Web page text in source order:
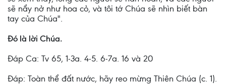
sẽ nẩy nở như hoa cỏ, và tôi tớ Chúa sẽ nhìn biết bàn
tay của Chúa".
Ðó là lời Chúa.
Ðáp Ca: Tv 65, 1-3a. 4-5. 6-7a. 16 và 20
Ðáp: Toàn thể đất nước, hãy reo mừng Thiên Chúa (c. 1).